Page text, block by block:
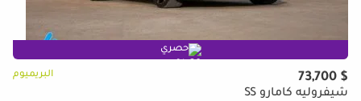
حصري
$ 73,700 البريميوم
شيفروليه كامارو SS